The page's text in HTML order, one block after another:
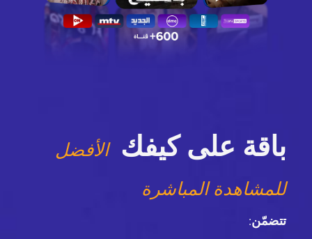
باقة على كيفك الأفضل
للمشاهدة المباشرة
تتضمّن: